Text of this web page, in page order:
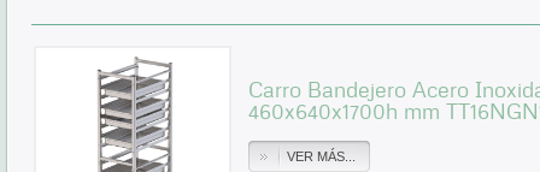
Carro Bandejero Acero
460x640x1700h mm
VER MÁS...